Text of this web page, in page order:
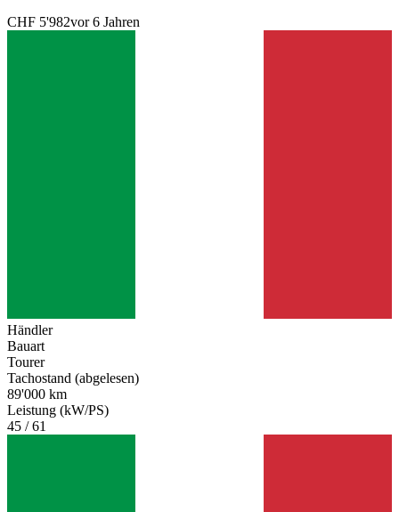
CHF 5'982vor 6 Jahren
Händler
Bauart
Tourer
Tachostand (abgelesen)
89'000 km
Leistung (kW/PS)
45 / 61